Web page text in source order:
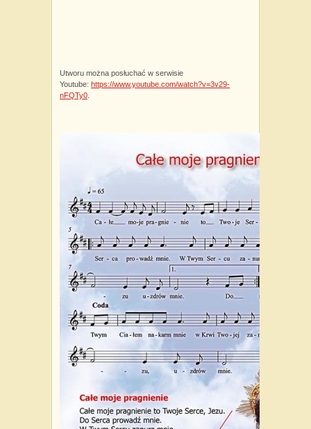
Utworu można posłuchać w serwisie
Youtube: https://www.youtube.com/watch?v=3v29-
nFQTy0